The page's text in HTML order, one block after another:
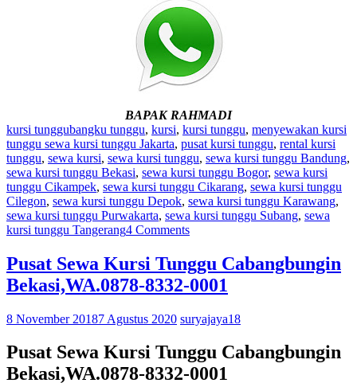
BAPAK RAHMADI
kursi tunggubangku tunggu, kursi, kursi tunggu, menyewakan kursi
tunggu sewa kursi tunggu Jakarta, pusat kursi tunggu, rental kursi
tunggu, sewa kursi, sewa kursi tunggu, sewa kursi tunggu Bandung,
sewa kursi tunggu Bekasi, sewa kursi tunggu Bogor, sewa kursi
tunggu Cikampek, sewa kursi tunggu Cikarang, sewa kursi tunggu
Cilegon, sewa kursi tunggu Depok, sewa kursi tunggu Karawang,
sewa kursi tunggu Purwakarta, sewa kursi tunggu Subang, sewa
kursi tunggu Tangerang4 Comments
Pusat Sewa Kursi Tunggu Cabangbungin
Bekasi,WA.0878-8332-0001
8 November 20187 Agustus 2020 suryajaya18
Pusat Sewa Kursi Tunggu Cabangbungin
Bekasi,WA.0878-8332-0001